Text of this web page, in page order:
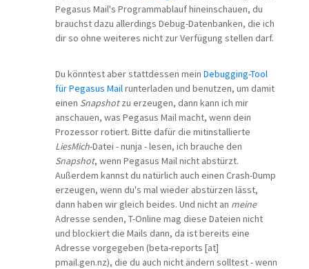
Pegasus Mail's Programmablauf hineinschauen, du
brauchst dazu allerdings Debug-Datenbanken, die ich
dir so ohne weiteres nicht zur Verfügung stellen darf.
Du könntest aber stattdessen mein Debugging-Tool
für Pegasus Mailrunterladen und benutzen, um damit
einen Snapshotzu erzeugen, dann kann ich mir
anschauen, was Pegasus Mail macht, wenn dein
Prozessor rotiert. Bitte dafür die mitinstallierte
LiesMich-Datei - nunja - lesen, ich brauche den
Snapshot, wenn Pegasus Mail nicht abstürzt.
Außerdem kannst du natürlich auch einen Crash-Dump
erzeugen, wenn du's mal wieder abstürzen lässt,
dann haben wir gleich beides. Und nicht an meine
Adresse senden, T-Online mag diese Dateien nicht
und blockiert die Mails dann, da ist bereits eine
Adresse vorgegeben (beta-reports [at]
pmail.gen.nz), die du auch nicht ändern solltest - wenn